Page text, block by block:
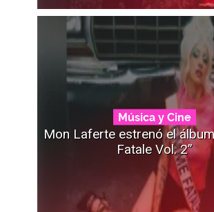
Música y Cine
Mon Laferte estrenó el
Fatale Vol. 2”